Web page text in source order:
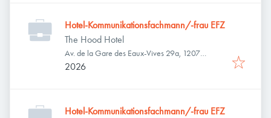
Hotel-Kommunikationsfachmann/-frau EFZ
The Hood Hotel
Av. de la Gare des Eaux-Vives 29a, 1207
Genève, Schweiz
2026
Hotel-Kommunikationsfachmann/-frau EFZ